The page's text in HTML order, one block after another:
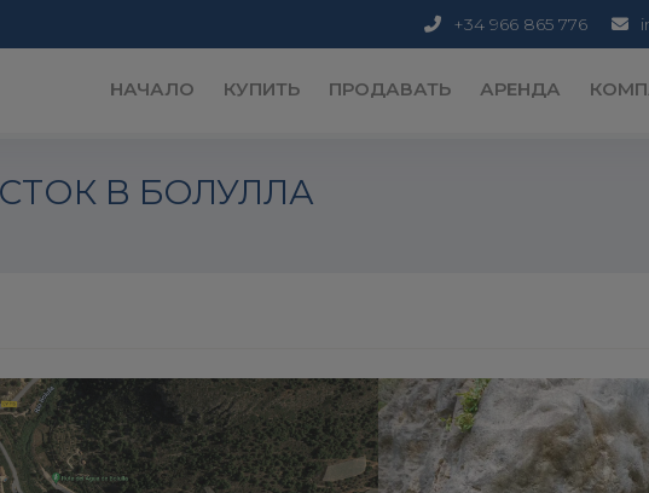
+34 966 865 776
НАЧАЛО КУПИТЬ ПРОДАВАТЬ АРЕНДА
В БОЛУЛЛА